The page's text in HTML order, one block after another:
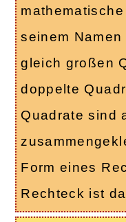
seinem
gleich großen
doppelte
Quadrate sind
Form eines
Rechteck ist